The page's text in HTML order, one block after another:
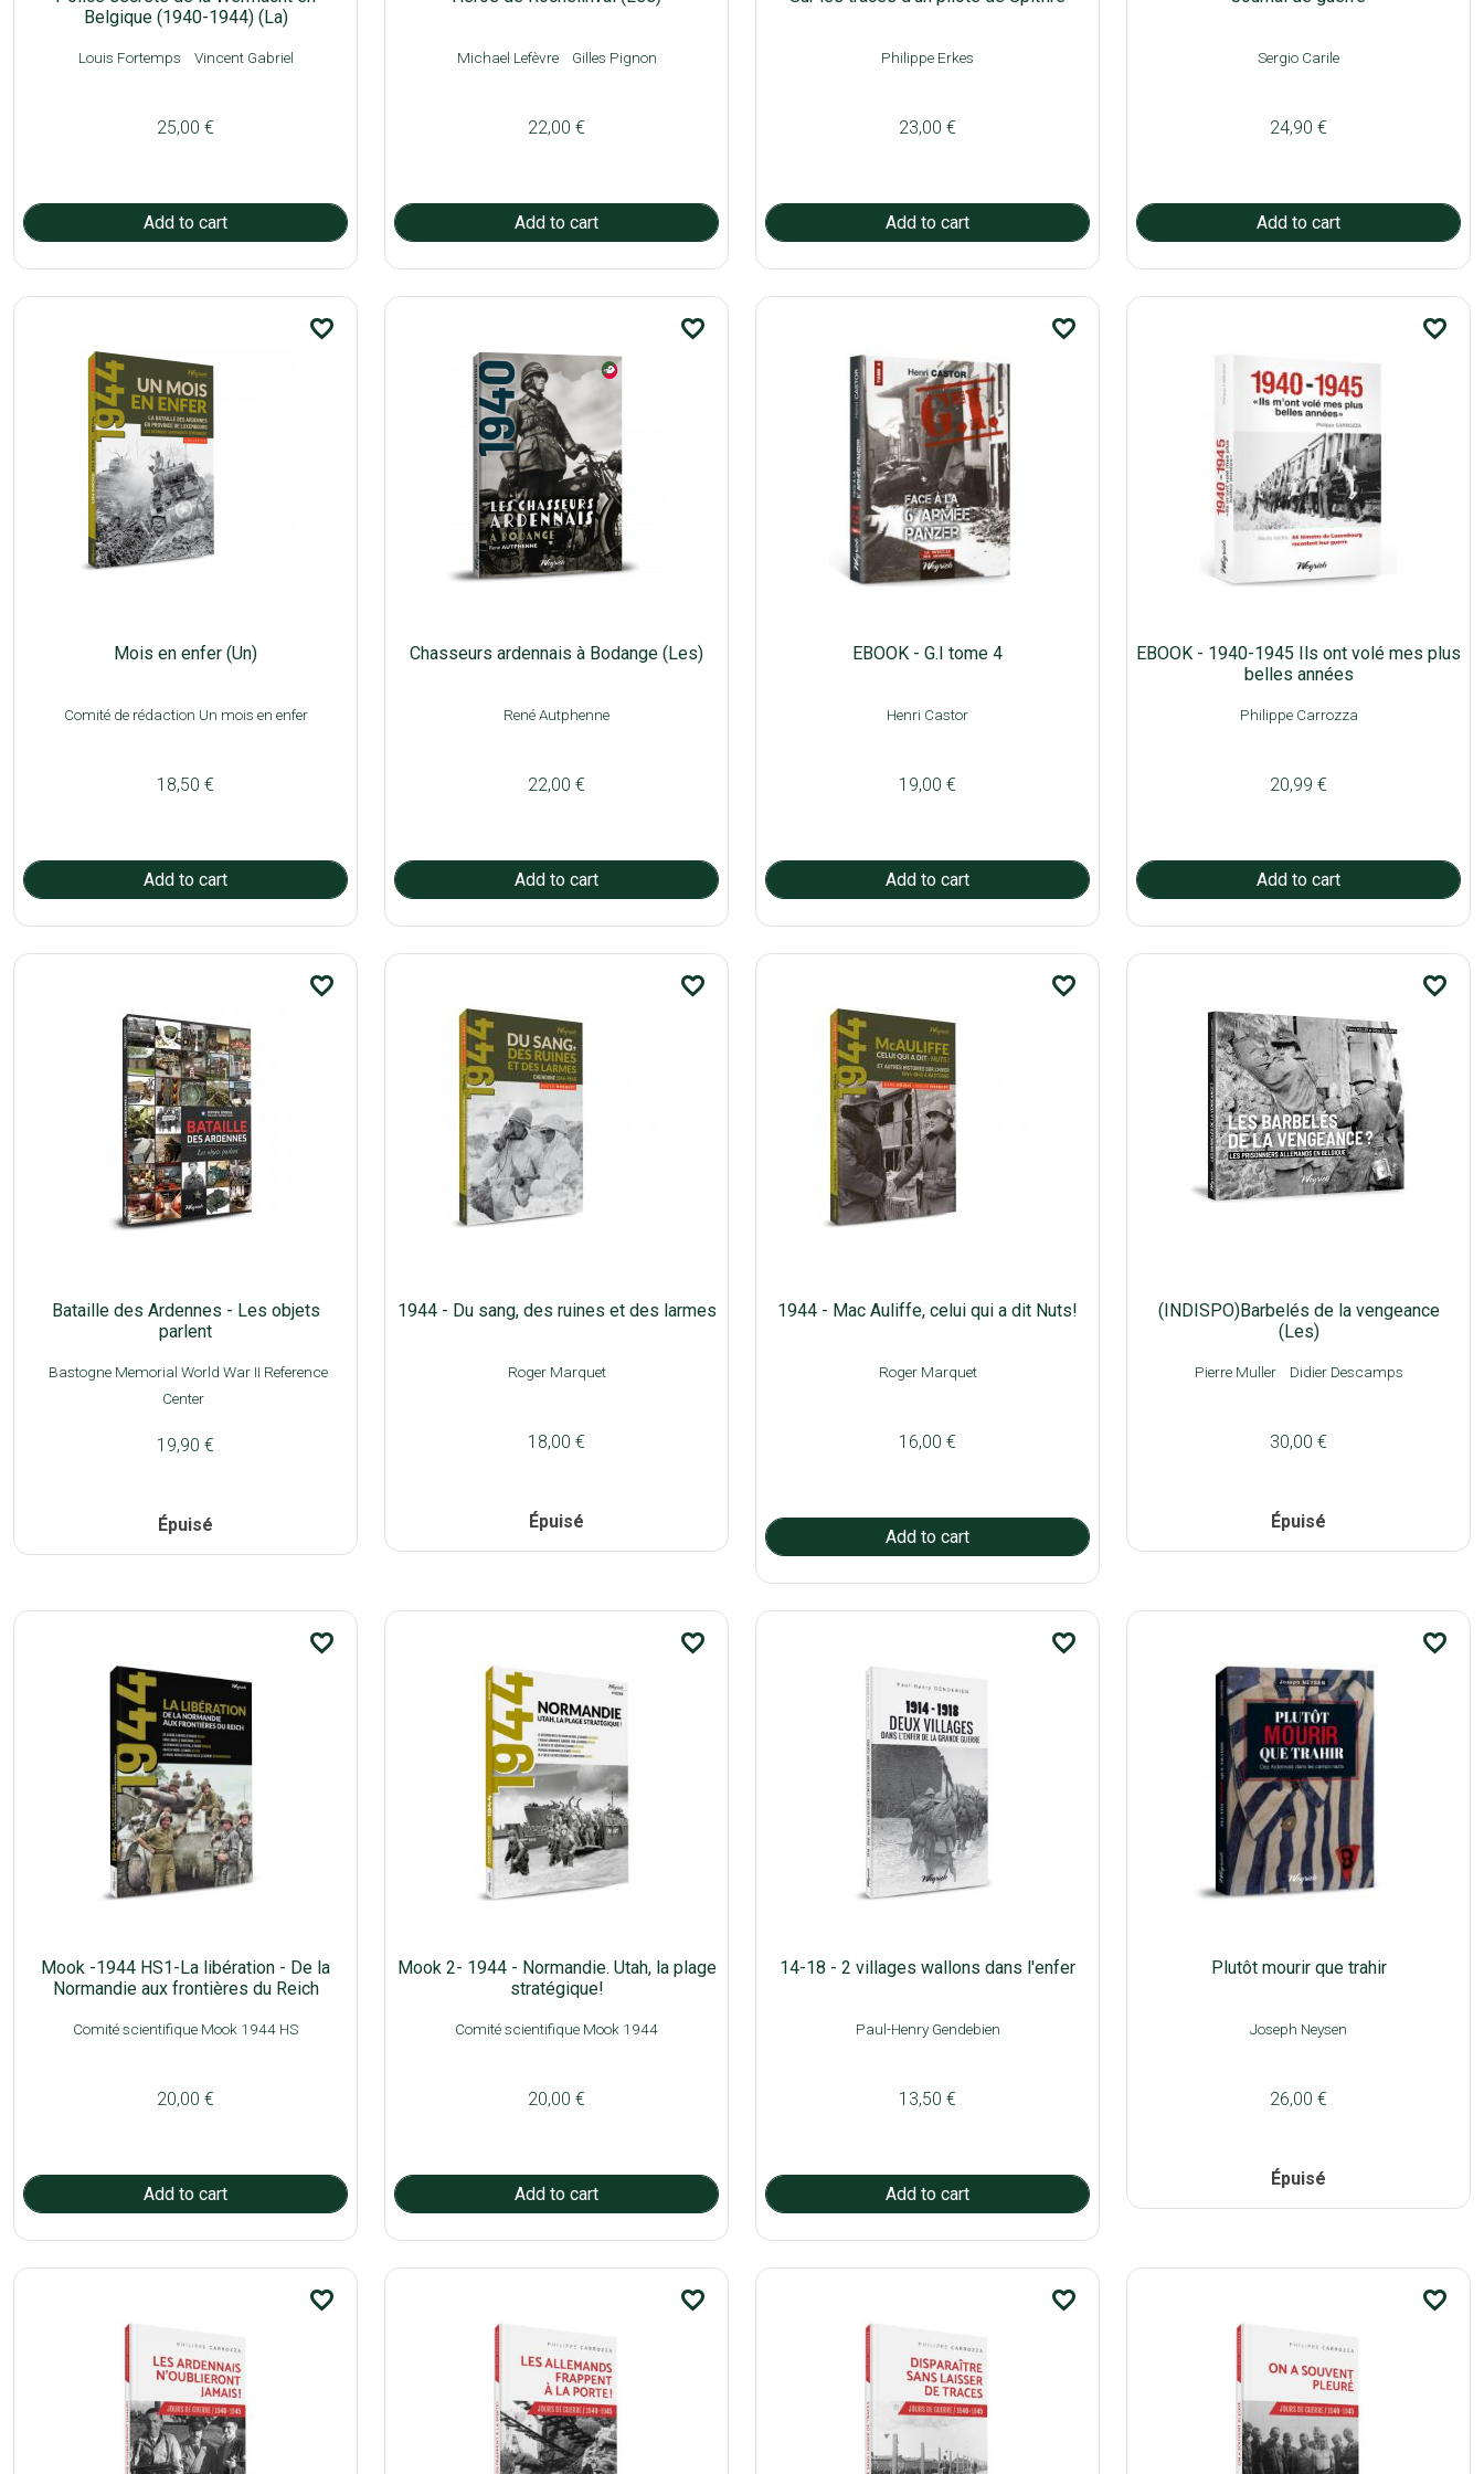
Belgique (1940-1944) (La)
Louis Fortemps Vincent Gabriel
25,00 €
Michael Lefèvre Gilles Pignon
22,00 €
Philippe Erkes
23,00 €
Sergio Carile
24,90 €
favorite_border
Mois en enfer (Un)
Comité de rédaction Un mois en enfer
18,50 €
favorite_border
Chasseurs ardennais à Bodange (Les)
René Autphenne
22,00 €
favorite_border
EBOOK - G.I tome 4
Henri Castor
19,00 €
favorite_border
EBOOK - 1940-1945 Ils ont volé mes plus
belles années
Philippe Carrozza
20,99 €
favorite_border
Bataille des Ardennes - Les objets
parlent
Bastogne Memorial World War II Reference
Center
19,90 €
Épuisé
favorite_border
1944 - Du sang, des ruines et des larmes
Roger Marquet
18,00 €
Épuisé
favorite_border
1944 - Mac Auliffe, celui qui a dit Nuts!
Roger Marquet
16,00 €
favorite_border
(INDISPO)Barbelés de la vengeance
(Les)
Pierre Muller Didier Descamps
30,00 €
Épuisé
favorite_border
Mook -1944 HS1-La libération - De la
Normandie aux frontières du Reich
Comité scientifique Mook 1944 HS
20,00 €
favorite_border
Mook 2- 1944 - Normandie. Utah, la plage
stratégique!
Comité scientifique Mook 1944
20,00 €
favorite_border
14-18 - 2 villages wallons dans l'enfer
Paul-Henry Gendebien
13,50 €
favorite_border
Plutôt mourir que trahir
Joseph Neysen
26,00 €
Épuisé
favorite_border favorite_border favorite_border favorite_border